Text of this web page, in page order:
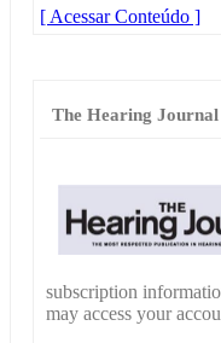
[ Acessar Conteúdo ]
The Hearing Journal
subscription
may access your